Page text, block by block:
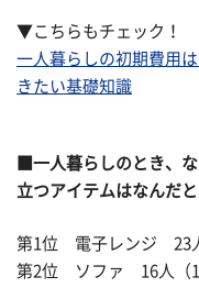
▼こちらもチェック！
一人暮らしの初期費用
きたい基礎知識
■一人暮らしのとき、
立つアイテムはなんだ
第1位 電子レンジ 23人
第2位 ソファ 16人（